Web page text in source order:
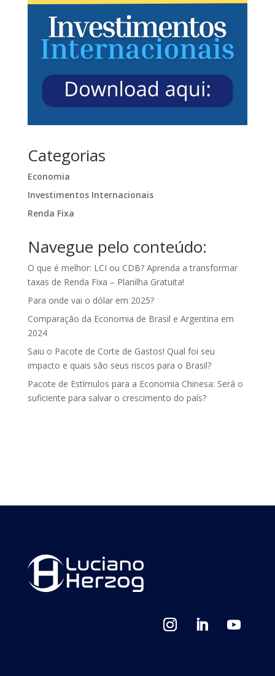
Categorias
Economia
Investimentos Internacionais
Renda Fixa
Navegue pelo conteúdo:
O que é melhor: LCI ou CDB? Aprenda a transformar
taxas de Renda Fixa – Planilha Gratuita!
Para onde vai o dólar em 2025?
Comparação da Economia de Brasil e Argentina em
2024
Saiu o Pacote de Corte de Gastos! Qual foi seu
impacto e quais são seus riscos para o Brasil?
Pacote de Estímulos para a Economia Chinesa: Será o
suficiente para salvar o crescimento do país?